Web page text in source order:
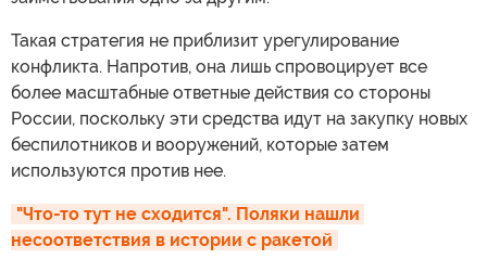
Такая стратегия не приблизит урегулирование
конфликта. Напротив, она лишь спровоцирует все
более масштабные ответные действия со стороны
России, поскольку эти средства идут на закупку новых
беспилотников и вооружений, которые затем
используются против нее.
"Что-то тут не сходится". Поляки нашли
несоответствия в истории с ракетой